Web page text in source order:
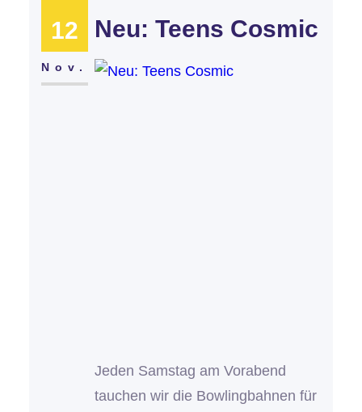
12
Nov.
Neu: Teens Cosmic
Jeden Samstag am Vorabend
tauchen wir die Bowlingbahnen für